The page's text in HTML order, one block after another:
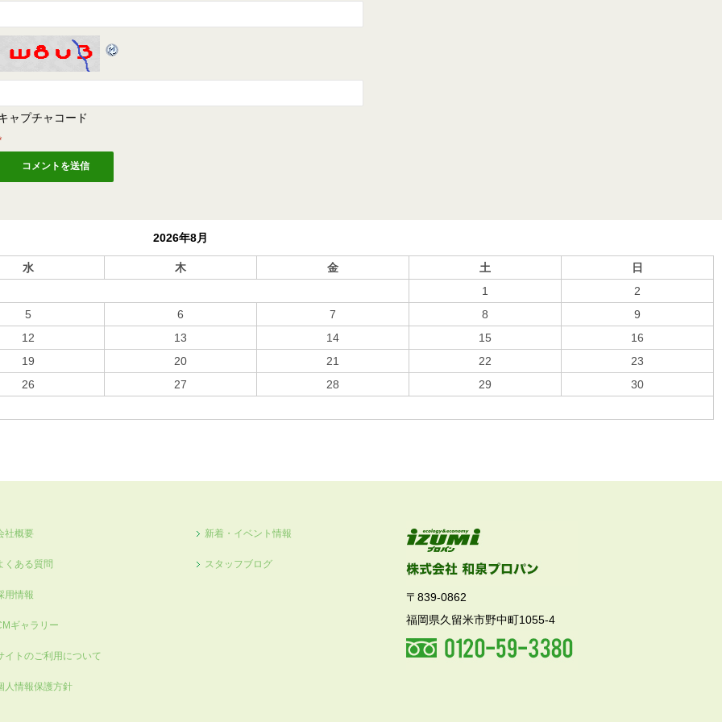
ャプチャコード
2026年8月
水 木 金 土
日
1
2
5 6 7 8
9
12 13 14 15
16
19 20 21 22
23
26 27 28 29
30
社概要
くある質問
用情報
ギャラリー
イトのご利用について
人情報保護方針
新着・イベント情報
スタッフブログ
〒839-0862
福岡県久留米市野中町1055-4